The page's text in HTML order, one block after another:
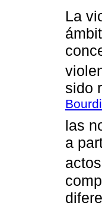
La
sido
las
a